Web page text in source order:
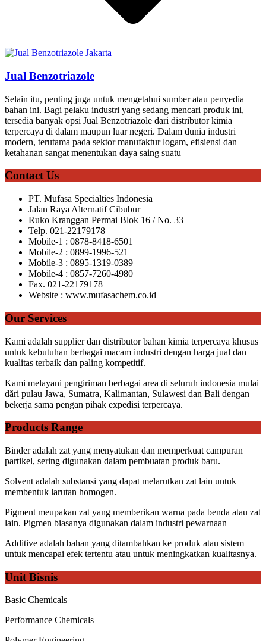
Jual Benzotriazole
Selain itu, penting juga untuk mengetahui sumber atau penyedia
bahan ini. Bagi pelaku industri yang sedang mencari produk ini,
tersedia banyak opsi Jual Benzotriazole dari distributor kimia
terpercaya di dalam maupun luar negeri. Dalam dunia industri
modern, terutama pada sektor manufaktur logam, efisiensi dan
ketahanan sangat menentukan daya saing suatu
Contact Us
PT. Mufasa Specialties Indonesia
Jalan Raya Alternatif Cibubur
Ruko Kranggan Permai Blok 16 / No. 33
Telp. 021-22179178
Mobile-1 : 0878-8418-6501
Mobile-2 : 0899-1996-521
Mobile-3 : 0895-1319-0389
Mobile-4 : 0857-7260-4980
Fax. 021-22179178
Website : www.mufasachem.co.id
Our Services
Kami adalah supplier dan distributor bahan kimia terpercaya khusus
untuk kebutuhan berbagai macam industri dengan harga jual dan
kualitas terbaik dan paling kompetitif.
Kami melayani pengiriman berbagai area di seluruh indonesia mulai
dări pulau Jawa, Sumatra, Kalimantan, Sulawesi dan Bali dengan
bekerja sama pengan pihak expedisi terpercaya.
Products Range
Binder adalah zat yang menyatukan dan memperkuat campuran
partikel, sering digunakan dalam pembuatan produk baru.
Solvent adalah substansi yang dapat melarutkan zat lain untuk
membentuk larutan homogen.
Pigment meupakan zat yang memberikan warna pada benda atau zat
lain. Pigmen biasanya digunakan dalam industri pewarnaan
Additive adalah bahan yang ditambahkan ke produk atau sistem
untuk mencapai efek tertentu atau untuk meningkatkan kualitasnya.
Unit Bisnis
Basic Chemicals
Performance Chemicals